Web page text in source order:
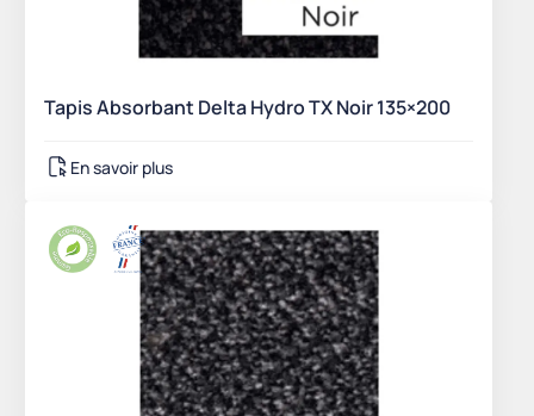
Tapis Absorbant Delta Hydro TX Noir 135×200
En savoir plus